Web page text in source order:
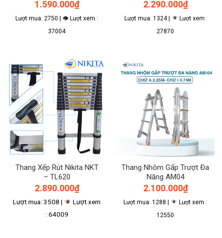
1.590.000₫
Lượt mua: 2750 | 👁 Lượt xem :
37004
2.290.000₫
Lượt mua: 1324 |
Lượt xem :
27870
Thang Xếp Rút Nikita NKT
– TL620
2.890.000₫
Lượt mua: 3508 |
Lượt xem
: 64009
Thang Nhôm Gấp Trượt Đa
Năng AM04
2.100.000₫
Lượt mua: 1288 |
Lượt xem :
12550